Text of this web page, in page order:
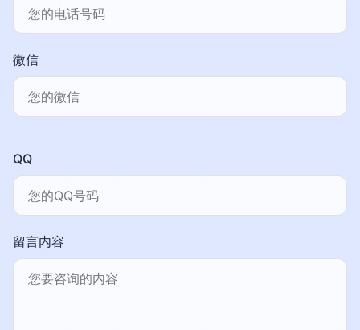
微信
QQ
留言内容